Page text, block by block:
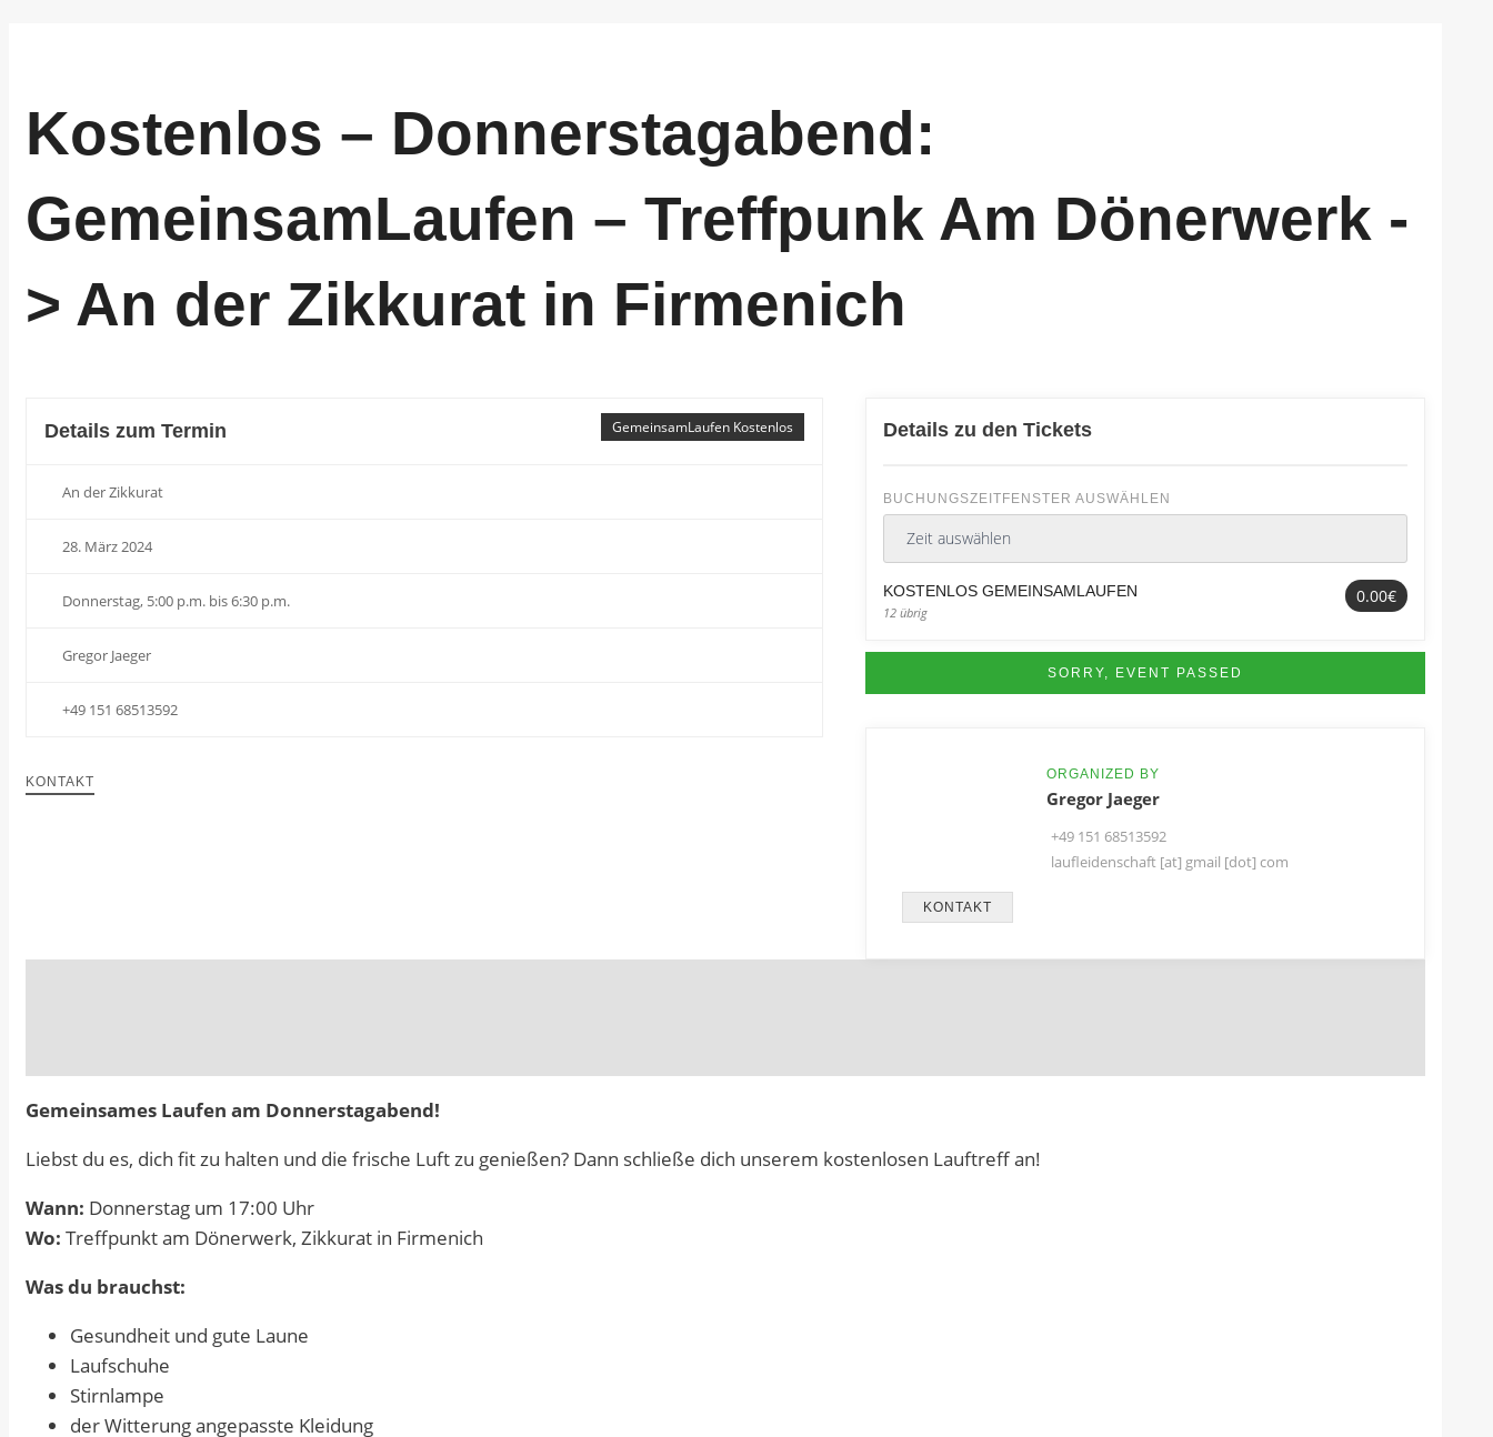
Kostenlos – Donnerstagabend:
GemeinsamLaufen – Treffpunk Am Dönerwerk -
> An der Zikkurat in Firmenich
GemeinsamLaufen Kostenlos
Details zum Termin
An der Zikkurat
28. März 2024
Donnerstag, 5:00 p.m. bis 6:30 p.m.
Gregor Jaeger
+49 151 68513592
KONTAKT
Details zu den Tickets
BUCHUNGSZEITFENSTER AUSWÄHLEN
0.00€
KOSTENLOS GEMEINSAMLAUFEN
12 übrig
SORRY, EVENT PASSED
KONTAKT
ORGANIZED BY
Gregor Jaeger
+49 151 68513592
laufleidenschaft [at] gmail [dot] com
Gemeinsames Laufen am Donnerstagabend!
Liebst du es, dich fit zu halten und die frische Luft zu genießen? Dann schließe dich unserem kostenlosen Lauftreff an!
Wann: Donnerstag um 17:00 Uhr
Wo: Treffpunkt am Dönerwerk, Zikkurat in Firmenich
Was du brauchst:
Gesundheit und gute Laune
Laufschuhe
Stirnlampe
der Witterung angepasste Kleidung